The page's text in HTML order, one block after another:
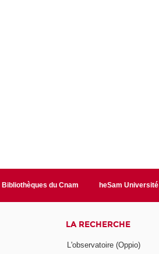
Bibliothèques du Cnam heSam Université
LA RECHERCHE
L'observatoire (Oppio)